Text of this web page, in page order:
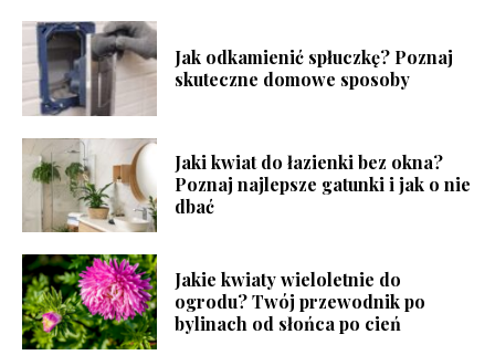
Jak odkamienić spłuczkę? Poznaj
skuteczne domowe sposoby
Jaki kwiat do łazienki bez okna?
Poznaj najlepsze gatunki i jak o nie
dbać
Jakie kwiaty wieloletnie do
ogrodu? Twój przewodnik po
bylinach od słońca po cień